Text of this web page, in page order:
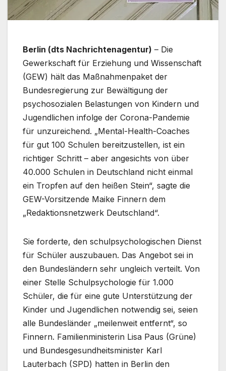
Berlin (dts Nachrichtenagentur) – Die
Gewerkschaft für Erziehung und Wissenschaft
(GEW) hält das Maßnahmenpaket der
Bundesregierung zur Bewältigung der
psychosozialen Belastungen von Kindern und
Jugendlichen infolge der Corona-Pandemie
für unzureichend. „Mental-Health-Coaches
für gut 100 Schulen bereitzustellen, ist ein
richtiger Schritt – aber angesichts von über
40.000 Schulen in Deutschland nicht einmal
ein Tropfen auf den heißen Stein“, sagte die
GEW-Vorsitzende Maike Finnern dem
„Redaktionsnetzwerk Deutschland“.
Sie forderte, den schulpsychologischen Dienst
für Schüler auszubauen. Das Angebot sei in
den Bundesländern sehr ungleich verteilt. Von
einer Stelle Schulpsychologie für 1.000
Schüler, die für eine gute Unterstützung der
Kinder und Jugendlichen notwendig sei, seien
alle Bundesländer „meilenweit entfernt“, so
Finnern. Familienministerin Lisa Paus (Grüne)
und Bundesgesundheitsminister Karl
Lauterbach (SPD) hatten in Berlin den